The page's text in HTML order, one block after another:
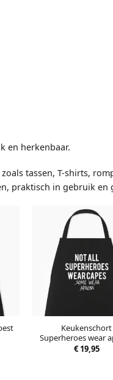
en herkenbaar.
tassen, T-shirts,
praktisch in gebruik en
Keukenschort
Superheroes wear
€19,95